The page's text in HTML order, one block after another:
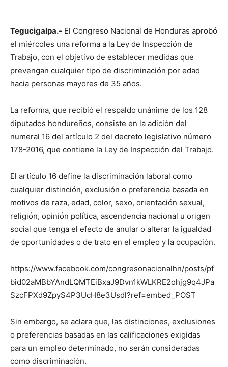
Tegucigalpa.- El Congreso Nacional de Honduras aprobó
el miércoles una reforma a la Ley de Inspección de
Trabajo, con el objetivo de establecer medidas que
prevengan cualquier tipo de discriminación por edad
hacia personas mayores de 35 años.
La reforma, que recibió el respaldo unánime de los 128
diputados hondureños, consiste en la adición del
numeral 16 del artículo 2 del decreto legislativo número
178-2016, que contiene la Ley de Inspección del Trabajo.
El artículo 16 define la discriminación laboral como
cualquier distinción, exclusión o preferencia basada en
motivos de raza, edad, color, sexo, orientación sexual,
religión, opinión política, ascendencia nacional u origen
social que tenga el efecto de anular o alterar la igualdad
de oportunidades o de trato en el empleo y la ocupación.
https://www.facebook.com/congresonacionalhn/posts/pf
bid02aMBbYAndLQMTEiBxaJ9Dvn1kWLKRE2ohjg9q4JPa
SzcFPXd9ZpyS4P3UcH8e3Usdl?ref=embed_POST
Sin embargo, se aclara que, las distinciones, exclusiones
o preferencias basadas en las calificaciones exigidas
para un empleo determinado, no serán consideradas
como discriminación.